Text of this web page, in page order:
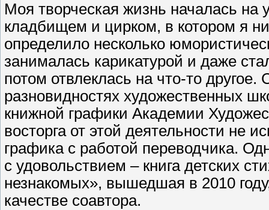
Моя творческая жизнь началась на
кладбищем и цирком, в котором я
определило несколько
занималась карикатурой и даже
потом отвлеклась на что-то
разновидностях художественных
книжной графики Академии
восторга от этой деятельности не
графика с работой переводчика.
с удовольствием – книга детских
незнакомых», вышедшая в 2010
качестве соавтора.